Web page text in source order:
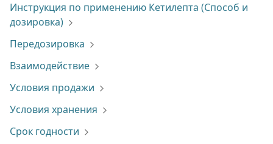
Инструкция по применению Кетилепта (Способ и
дозировка)
Передозировка
Взаимодействие
Условия продажи
Условия хранения
Срок годности